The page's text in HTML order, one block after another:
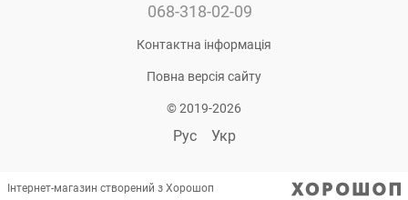
068-318-02-09
Контактна інформація
Повна версія сайту
© 2019-2026
Рус Укр
Інтернет-магазин створений з Хорошоп